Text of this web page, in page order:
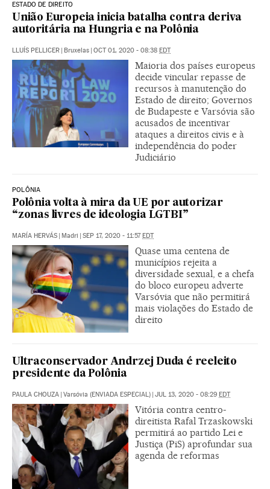
ESTADO DE DIREITO
União Europeia inicia batalha contra deriva
autoritária na Hungria e na Polônia
LLUÍS PELLICER Bruxelas OCT 01, 2020 - 08:38 EDT
Maioria dos países europeus
decide vincular repasse de
recursos à manutenção do
Estado de direito; Governos
de Budapeste e Varsóvia são
acusados de incentivar
ataques a direitos civis e à
independência do poder
Judiciário
POLÔNIA
Polônia volta à mira da UE por autorizar
“zonas livres de ideologia LGTBI”
MARÍA HERVÁS Madri SEP 17, 2020 - 11:57 EDT
Quase uma centena de
municípios rejeita a
diversidade sexual, e a chefa
do bloco europeu adverte
Varsóvia que não permitirá
mais violações do Estado de
direito
Ultraconservador Andrzej Duda é reeleito
presidente da Polônia
PAULA CHOUZA Varsóvia (ENVIADA ESPECIAL) JUL 13, 2020 - 08:29 EDT
Vitória contra centro-
direitista Rafal Trzaskowski
permitirá ao partido Lei e
Justiça (PiS) aprofundar sua
agenda de reformas